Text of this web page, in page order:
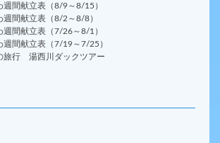
週間献立表（8/9～8/15）
週間献立表（8/2～8/8）
週間献立表（7/26～8/1）
週間献立表（7/19～7/25）
行 湯西川ダックツアー